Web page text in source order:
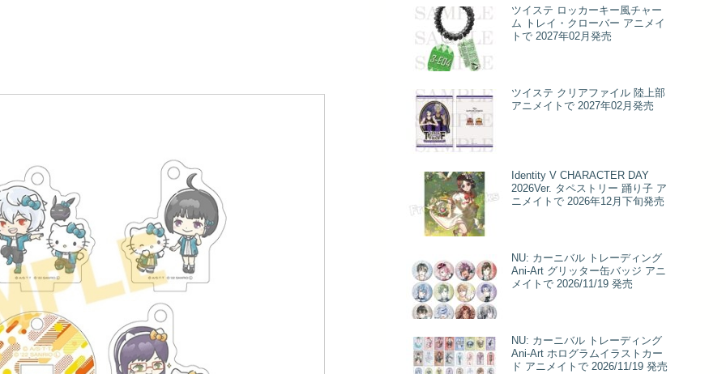
ツイステ ロッカーキー風チャー
ム トレイ・クローバー アニメイ
トで 2027年02月発売
ツイステ クリアファイル 陸上部
アニメイトで 2027年02月発売
Identity V CHARACTER DAY
2026Ver. タペストリー 踊り子 ア
ニメイトで 2026年12月下旬発売
NU: カーニバル トレーディング
Ani-Art グリッター缶バッジ アニ
メイトで 2026/11/19 発売
NU: カーニバル トレーディング
Ani-Art ホログラムイラストカー
ド アニメイトで 2026/11/19 発売